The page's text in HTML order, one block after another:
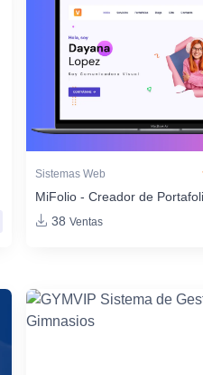
Sistemas Web
MiFolio - Creador de
38 Ventas